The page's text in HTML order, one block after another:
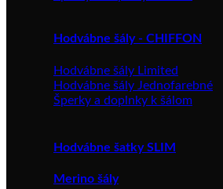
Hodvábne šály - CHIFFON
Hodvábne šály Limited
Hodvábne šály Jednofarebné
Šperky a doplnky k šálom
Hodvábne šatky SLIM
Merino šály